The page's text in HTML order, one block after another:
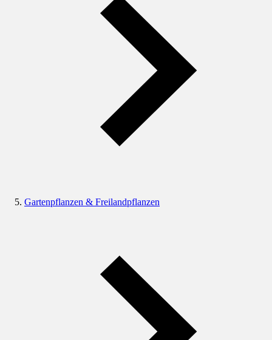
Gartenpflanzen & Freilandpflanzen